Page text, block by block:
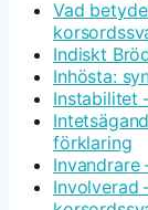
Vad
Indiskt
Inhösta:
Instabilitet
förklaring
Invandrare
Involverad